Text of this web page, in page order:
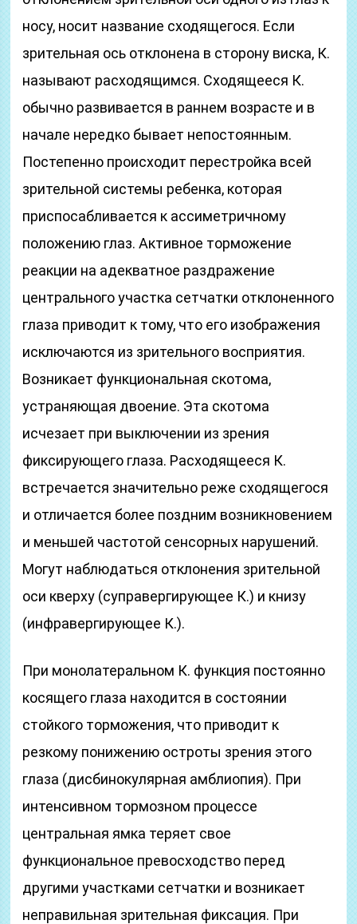
носу, носит название сходящегося. Если
зрительная ось отклонена в сторону виска, К.
называют расходящимся. Сходящееся К.
обычно развивается в раннем возрасте и в
начале нередко бывает непостоянным.
Постепенно происходит перестройка всей
зрительной системы ребенка, которая
приспосабливается к ассиметричному
положению глаз. Активное торможение
реакции на адекватное раздражение
центрального участка сетчатки отклоненного
глаза приводит к тому, что его изображения
исключаются из зрительного восприятия.
Возникает функциональная скотома,
устраняющая двоение. Эта скотома
исчезает при выключении из зрения
фиксирующего глаза. Расходящееся К.
встречается значительно реже сходящегося
и отличается более поздним возникновением
и меньшей частотой сенсорных нарушений.
Могут наблюдаться отклонения зрительной
оси кверху (суправергирующее К.) и книзу
(инфравергирующее К.).
При монолатеральном К. функция постоянно
косящего глаза находится в состоянии
стойкого торможения, что приводит к
резкому понижению остроты зрения этого
глаза (дисбинокулярная амблиопия). При
интенсивном тормозном процессе
центральная ямка теряет свое
функциональное превосходство перед
другими участками сетчатки и возникает
неправильная зрительная фиксация. При